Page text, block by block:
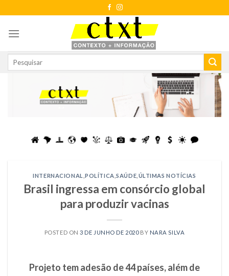
to
content
INTERNACIONAL ,POLÍTICA ,SAÚDE ÚLTIMAS NOTÍCIAS
Brasil ingressa em consórcio global
para produzir vacinas
POSTED ON3 DE JUNHO DE 2020BY NARA SILVA
Projeto tem adesão de 44 países, além de